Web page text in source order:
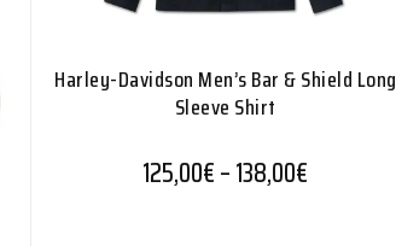
Harley-Davidson Men’s Bar & Shield Long
Sleeve Shirt
125,00€–138,00€